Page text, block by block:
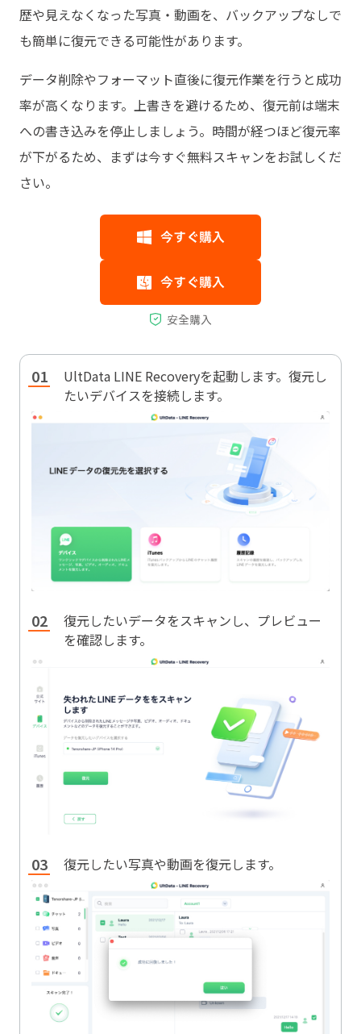
歴や見えなくなった写真・動画を、バックアップなしで
も簡単に復元できる可能性があります。
データ削除やフォーマット直後に復元作業を行うと成功
率が高くなります。上書きを避けるため、復元前は端末
への書き込みを停止しましょう。時間が経つほど復元率
が下がるため、まずは今すぐ無料スキャンをお試しくだ
さい。
UltData LINE Recoveryを起動します。復元し
たいデバイスを接続します。
復元したいデータをスキャンし、プレビュー
を確認します。
復元したい写真や動画を復元します。